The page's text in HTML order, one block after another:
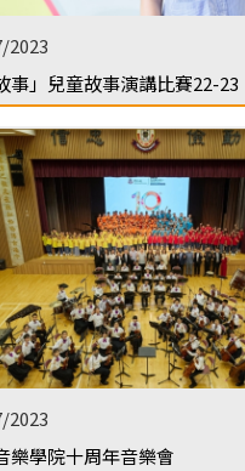
2023
事」兒童故事演講比賽22-23
2023
樂學院十周年音樂會